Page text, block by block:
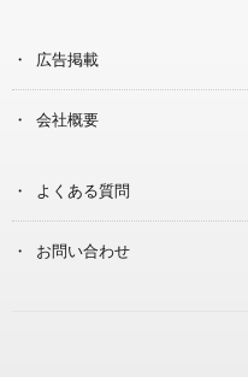
広告掲載
会社概要
よくある質問
お問い合わせ